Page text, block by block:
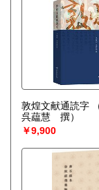
敦煌文献通読字
呉藴慧 撰）
￥9,900